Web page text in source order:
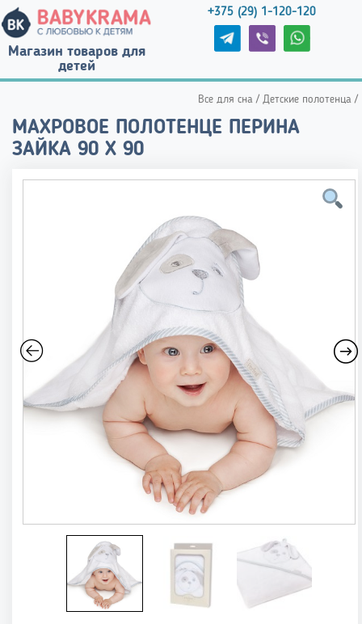
Магазин товаров для
детей
+375 (29) 1-120-120
Все для сна / Детские полотенца /
МАХРОВОЕ ПОЛОТЕНЦЕ ПЕРИНА
ЗАЙКА 90 Х 90